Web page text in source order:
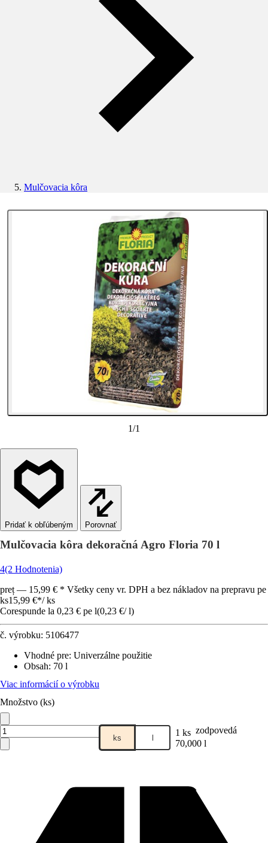
Mulčovacia kôra
1/1
Porovnať
Mulčovacia kôra dekoračná Agro Floria 70 l
4(2 Hodnotenia)
preț — 15,99 € * Všetky ceny vr. DPH a bez nákladov na prepravu pe
ks15,99 €*/ ks
Corespunde la 0,23 € pe l(0,23 €/ l)
č. výrobku: 5106477
Vhodné pre: Univerzálne použitie
Obsah: 70 l
Viac informácií o výrobku
Množstvo (ks)
ks l 1 ks zodpovedá
70,000 l